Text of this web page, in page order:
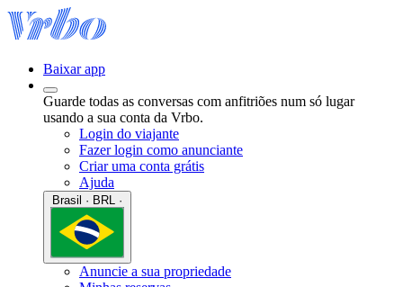
Baixar app
Guarde todas as conversas com anfitriões num só lugar
usando a sua conta da Vrbo.
Login do viajante
Fazer login como anunciante
Criar uma conta grátis
Ajuda
Anuncie a sua propriedade